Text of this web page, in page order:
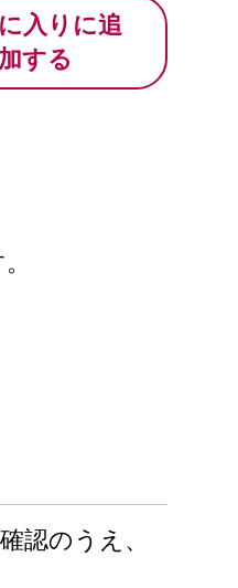
入りに追
加する
認のうえ、